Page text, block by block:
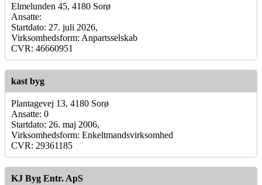
Elmelunden 45, 4180 Sorø
Ansatte:
Startdato: 27. juli 2026,
Virksomhedsform: Anpartsselskab
CVR: 46660951
kast byg
Plantagevej 13, 4180 Sorø
Ansatte: 0
Startdato: 26. maj 2006,
Virksomhedsform: Enkeltmandsvirksomhed
CVR: 29361185
KJ Byg Entr. ApS